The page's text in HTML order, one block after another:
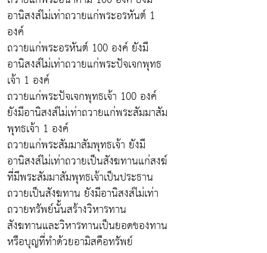
อานิสงส์ไม่เท่าถวายแก่พระอรหันต์ 1
องค์
ถวายแก่พระอรหันต์ 100 องค์ ยังมี
อานิสงส์ไม่เท่าถวายแก่พระปัจเจกพุทธ
เจ้า 1 องค์
ถวายแก่พระปัจเจกพุทธเจ้า 100 องค์
ยังมีอานิสงส์ไม่เท่าถวายแก่พระสัมมาสัม
พุทธเจ้า 1 องค์
ถวายแก่พระสัมมาสัมพุทธเจ้า ยังมี
อานิสงส์ไม่เท่าถวายเป็นสังฆทานแก่สงฆ์
ที่มีพระสัมมาสัมพุทธเจ้าเป็นประธาน
ถวายเป็นสังฆทาน ยังมีอานิสงส์ไม่เท่า
ถวายทรัพย์นั้นสร้างวิหารทาน
สังฆทานและวิหารทานเป็นยอดของทาน
หรือบุญที่ทำด้วยอามิสคือทรัพย์